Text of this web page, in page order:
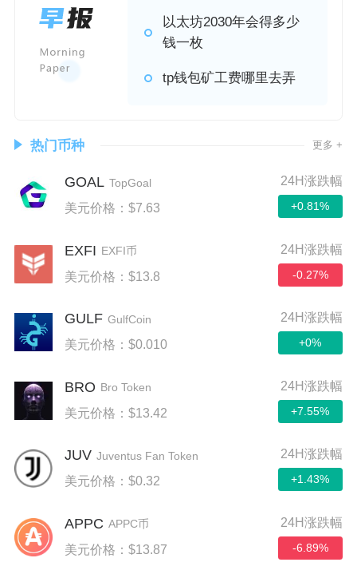
以太坊2030年会得多少
钱一枚
tp钱包矿工费哪里去弄
热门币种 更多 +
GOAL TopGoal
美元价格：$7.63
24H涨跌幅
+0.81%
EXFI EXFI币
美元价格：$13.8
24H涨跌幅
-0.27%
GULF GulfCoin
美元价格：$0.010
24H涨跌幅
+0%
BRO Bro Token
美元价格：$13.42
24H涨跌幅
+7.55%
JUV Juventus Fan Token
美元价格：$0.32
24H涨跌幅
+1.43%
APPC APPC币
美元价格：$13.87
24H涨跌幅
-6.89%